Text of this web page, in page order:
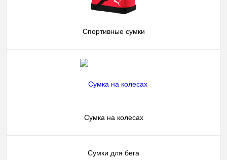
Спортивные сумки
Сумка на колесах
Сумки для бега